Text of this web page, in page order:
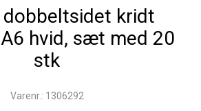
dobbeltsidet kridt
hvid, sæt med 20
stk
Varenr.: 1306292